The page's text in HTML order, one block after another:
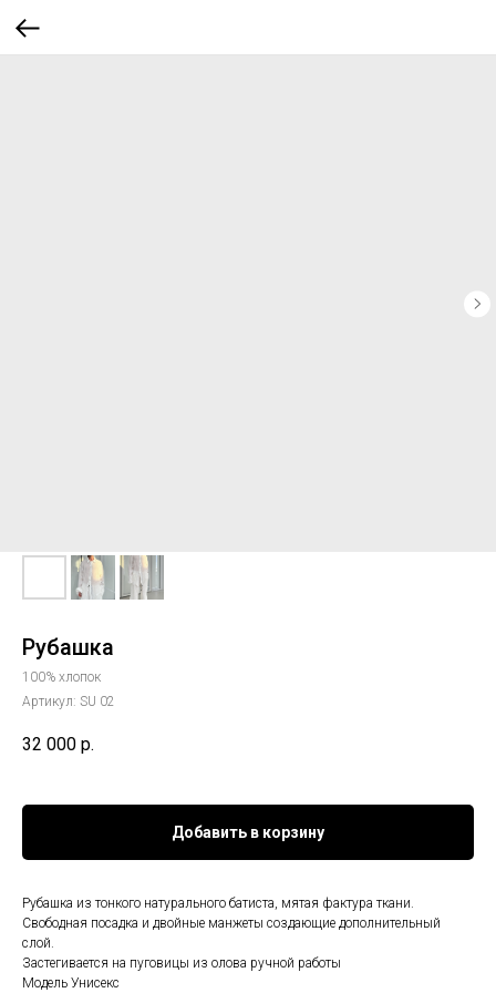
Рубашка
100% хлопок
Артикул: SU 02
32 000 р.
Добавить в корзину
Рубашка из тонкого натурального батиста, мятая фактура ткани.
Свободная посадка и двойные манжеты создающие дополнительный
слой.
Застегивается на пуговицы из олова ручной работы
Модель Унисекс